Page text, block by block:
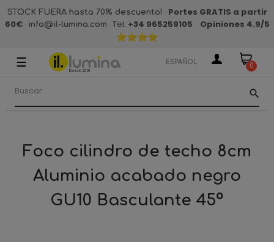
STOCK FUERA hasta 70% descuento! · Portes GRATIS a partir
60€· info@il-lumina.com · Tel. +34 965259105 · Opiniones 4.9/5
Navegación
palanca
☰ ESPAÑOL 0
search
Foco cilindro de techo 8cm
Aluminio acabado negro
GU10 Basculante 45º